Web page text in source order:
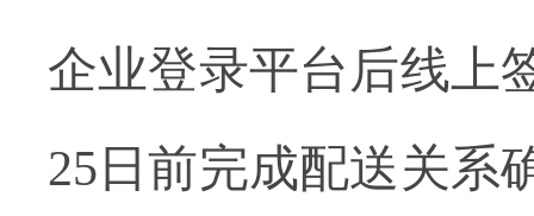
企业登录平台后线上
25 日前完成配送关系